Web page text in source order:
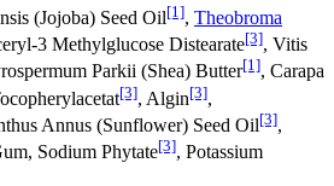
(Jojoba) Seed Oil[1], Theobroma
3 Methylglucose Distearate[3], Vitis
Parkii (Shea) Butter[1], Carapa
[3], Algin[3],
Annus (Sunflower) Seed Oil[3],
Sodium Phytate[3], Potassium